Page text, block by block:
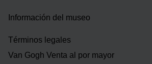
Información del museo
Términos legales
Van Gogh Venta al por mayor